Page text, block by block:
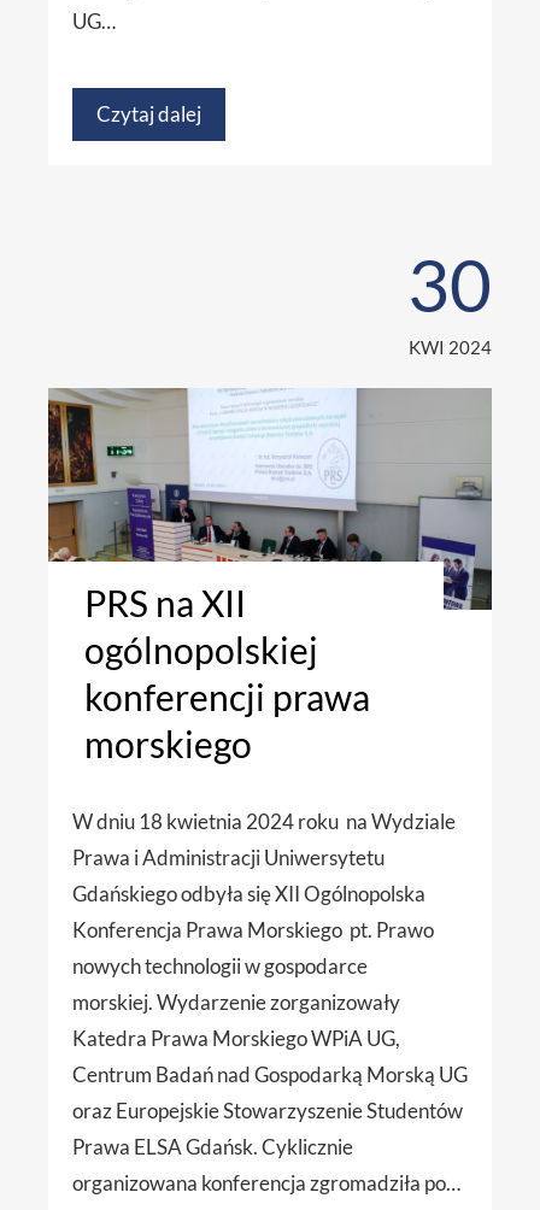
UG…
Czytaj dalej
30
KWI 2024
PRS na XII
ogólnopolskiej
konferencji prawa
morskiego
W dniu 18 kwietnia 2024 roku na Wydziale
Prawa i Administracji Uniwersytetu
Gdańskiego odbyła się XII Ogólnopolska
Konferencja Prawa Morskiego pt. Prawo
nowych technologii w gospodarce
morskiej. Wydarzenie zorganizowały
Katedra Prawa Morskiego WPiA UG,
Centrum Badań nad Gospodarką Morską UG
oraz Europejskie Stowarzyszenie Studentów
Prawa ELSA Gdańsk. Cyklicznie
organizowana konferencja zgromadziła po…